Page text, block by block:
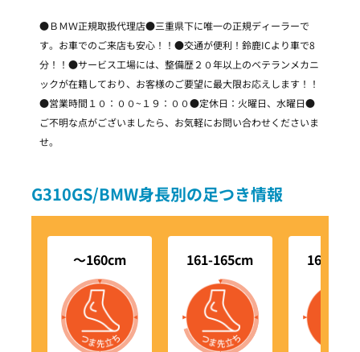
●ＢＭＷ正規取扱代理店●三重県下に唯一の正規ディーラーで
す。お車でのご来店も安心！！●交通が便利！鈴鹿ICより車で8
分！！●サービス工場には、整備歴２０年以上のベテランメカニ
ックが在籍しており、お客様のご要望に最大限お応えします！！
●営業時間１０：００~１９：００●定休日：火曜日、水曜日●
ご不明な点がございましたら、お気軽にお問い合わせくださいま
せ。
G310GS/BMW身長別の足つき情報
～160cm 161-165cm 166-